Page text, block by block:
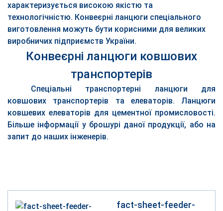
характеризується високою якістю та
технологічністю. Конвеєрні ланцюги спеціального
виготовлення можуть бути корисними для великих
виробничих підприємств України.
Конвеєрні ланцюги ковшових
транспортерів
Спеціальні транспортерні ланцюги для
ковшових транспортерів та елеваторів. Ланцюги
ковшевих елеваторів для цементної промисловості.
Більше інформації у брошурі даної продукції, або на
запит до наших інженерів.
fact-sheet-feeder-